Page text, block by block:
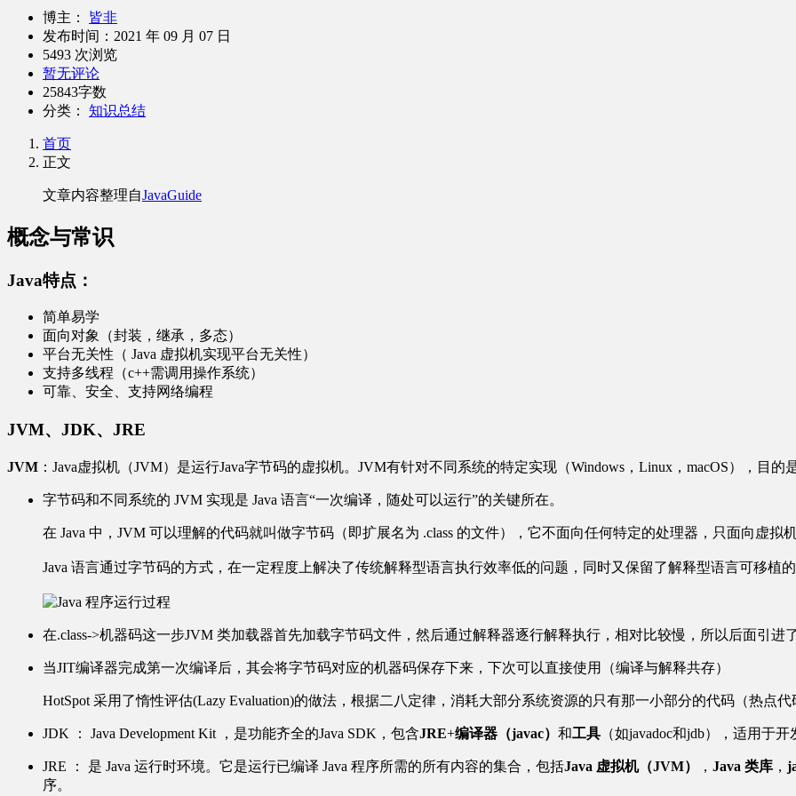
博主：
皆非
发布时间： 2021 年 09 月 07 日
5493 次浏览
暂无评论
25843字数
分类：
知识总结
首页
正文
文章内容整理自JavaGuide
概念与常识
Java特点：
简单易学
面向对象（封装，继承，多态）
平台无关性（ Java 虚拟机实现平台无关性）
支持多线程（c++需调用操作系统）
可靠、安全、支持网络编程
JVM、JDK、JRE
JVM ：Java虚拟机（JVM）是运行Java字节码的虚拟机。JVM有针对不同系统的特定实现（Windows，Linux，macOS），目
字节码和不同系统的 JVM 实现是 Java 语言“一次编译，随处可以运行”的关键所在。
在 Java 中，JVM 可以理解的代码就叫做字节码（即扩展名为 .class 的文件），它不面向任何特定的处理器，只面向虚拟
Java 语言通过字节码的方式，在一定程度上解决了传统解释型语言执行效率低的问题，同时又保留了解释型语言可移植
在.class->机器码这一步JVM 类加载器首先加载字节码文件，然后通过解释器逐行解释执行，相对比较慢，所以后面引进
当JIT编译器完成第一次编译后，其会将字节码对应的机器码保存下来，下次可以直接使用（编译与解释共存）
HotSpot 采用了惰性评估(Lazy Evaluation)的做法，根据二八定律，消耗大部分系统资源的只有那一小部分的代码（热点
JDK ： Java Development Kit ，是功能齐全的Java SDK，包含JRE+编译器（javac） 和工具 （如javadoc和jdb），适用于
JRE ： 是 Java 运行时环境。它是运行已编译 Java 程序所需的所有内容的集合，包括Java 虚拟机（JVM） ， Java 类库 ，
序。